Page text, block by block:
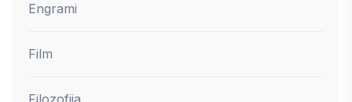
Engrami
Film
Filozofija